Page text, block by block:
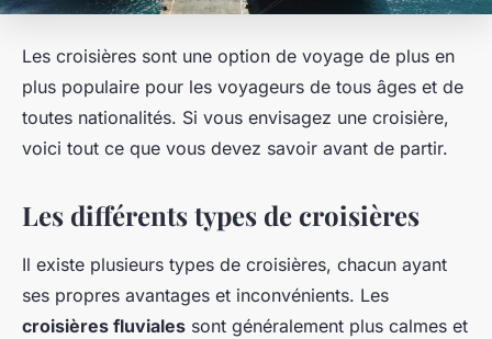
Les croisières sont une option de voyage de plus en
plus populaire pour les voyageurs de tous âges et de
toutes nationalités. Si vous envisagez une croisière,
voici tout ce que vous devez savoir avant de partir.
Les différents types de croisières
Il existe plusieurs types de croisières, chacun ayant
ses propres avantages et inconvénients. Les
croisières fluviales sont généralement plus calmes et